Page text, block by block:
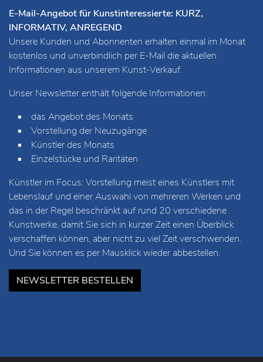
E-Mail-Angebot für Kunstinteressierte: KURZ,
INFORMATIV, ANREGEND
Unsere Kunden und Abonnenten erhalten einmal im Monat
kostenlos und unverbindlich per E-Mail die aktuellen
Informationen aus unserem Kunst-Verkauf.
Unser Newsletter enthält folgende Informationen:
das Angebot des Monats
Vorstellung der Neuzugänge
Künstler des Monats
Einzelstücke und Raritäten
Künstler im Focus: Vorstellung meist eines Künstlers mit
Lebenslauf und einer Auswahl von mehreren Werken und
das in der Regel beschränkt auf rund 20 verschiedene
Kunstwerke, damit Sie sich in kurzer Zeit einen Überblick
verschaffen können, aber nicht zu viel Zeit verschwenden.
Und Sie können es per Mausklick wieder abbestellen.
NEWSLETTER BESTELLEN